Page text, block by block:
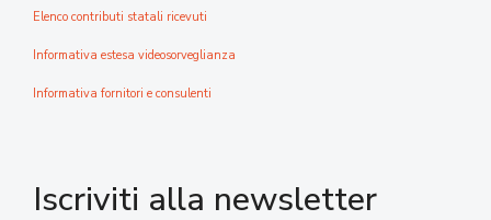
Elenco contributi statali ricevuti
Informativa estesa videosorveglianza
Informativa fornitori e consulenti
Iscriviti alla newsletter